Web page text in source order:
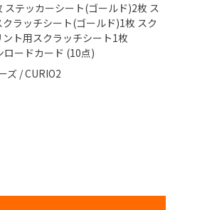
テッカーシート(ゴールド)2枚 ス
ラッチシート(ゴールド)1枚 スク
ト用スクラッチシート1枚
ードカード (10点)
ズ / CURIO2